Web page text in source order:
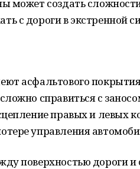
может создать
с дороги в экстренной
асфальтового
справиться с
правых и левых
управления
поверхностью дороги